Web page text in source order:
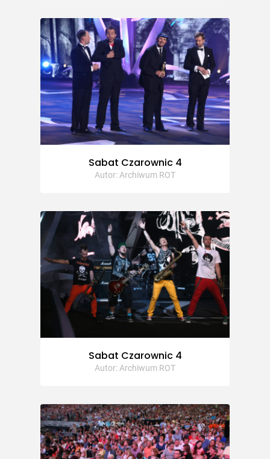
Sabat Czarownic 4
Autor: Archiwum ROT
Sabat Czarownic 4
Autor: Archiwum ROT